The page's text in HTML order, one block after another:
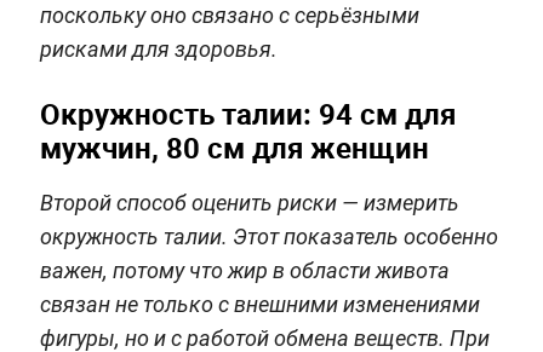
поскольку оно связано с серьёзными
рисками для здоровья.
Окружность талии: 94 см для
мужчин, 80 см для женщин
Второй способ оценить риски — измерить
окружность талии. Этот показатель особенно
важен, потому что жир в области живота
связан не только с внешними изменениями
фигуры, но и с работой обмена веществ. При